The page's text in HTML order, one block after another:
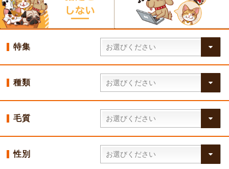
特集
種類
毛質
性別